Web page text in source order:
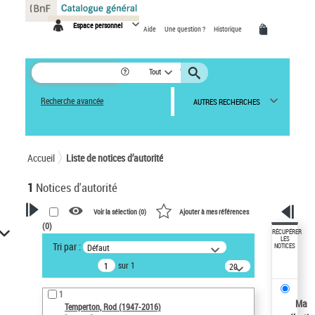
Espace personnel Aide Une question ? Historique
Tout
Recherche avancée AUTRES RECHERCHES
Accueil Liste de notices d’autorité
1 Notices d'autorité
VOTRE RECHERCHE
Recherche avancée dans les
notices d’autorité
Œuvres liées à l'auteur :
Temperton, Rod (1947-2016)
Voir la sélection (0) Ajouter à mes références
(0)
Tri par : Défaut
sur 1
20
résultats/page
1
Temperton, Rod (1947-2016)
RÉCUPÉRER
LES
NOTICES
Ma
Panneau de gestion des cookies